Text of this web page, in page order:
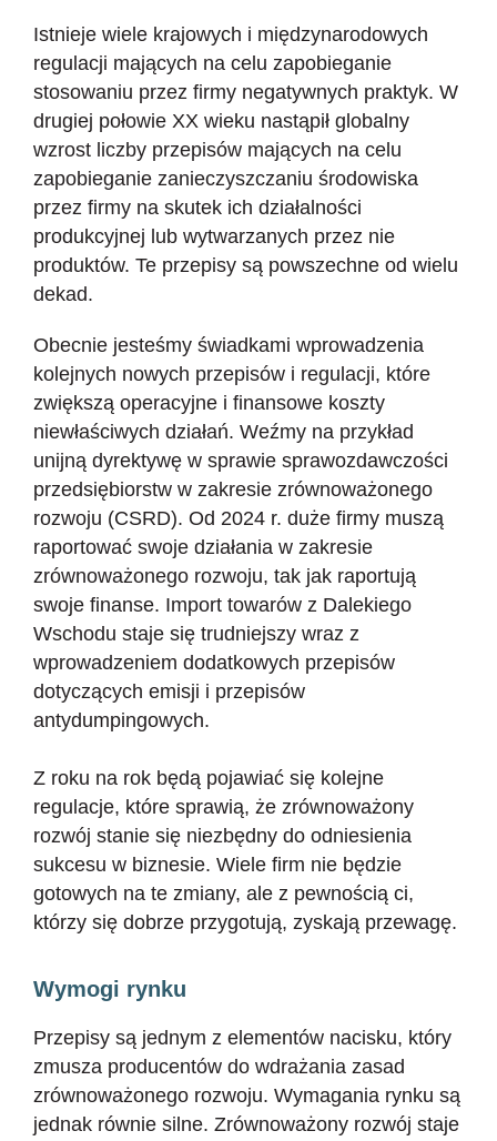
Istnieje wiele krajowych i międzynarodowych
regulacji mających na celu zapobieganie
stosowaniu przez firmy negatywnych praktyk. W
drugiej połowie XX wieku nastąpił globalny
wzrost liczby przepisów mających na celu
zapobieganie zanieczyszczaniu środowiska
przez firmy na skutek ich działalności
produkcyjnej lub wytwarzanych przez nie
produktów. Te przepisy są powszechne od wielu
dekad.
Obecnie jesteśmy świadkami wprowadzenia
kolejnych nowych przepisów i regulacji, które
zwiększą operacyjne i finansowe koszty
niewłaściwych działań. Weźmy na przykład
unijną dyrektywę w sprawie sprawozdawczości
przedsiębiorstw w zakresie zrównoważonego
rozwoju (CSRD). Od 2024 r. duże firmy muszą
raportować swoje działania w zakresie
zrównoważonego rozwoju, tak jak raportują
swoje finanse. Import towarów z Dalekiego
Wschodu staje się trudniejszy wraz z
wprowadzeniem dodatkowych przepisów
dotyczących emisji i przepisów
antydumpingowych.
Z roku na rok będą pojawiać się kolejne
regulacje, które sprawią, że zrównoważony
rozwój stanie się niezbędny do odniesienia
sukcesu w biznesie. Wiele firm nie będzie
gotowych na te zmiany, ale z pewnością ci,
którzy się dobrze przygotują, zyskają przewagę.
Wymogi rynku
Przepisy są jednym z elementów nacisku, który
zmusza producentów do wdrażania zasad
zrównoważonego rozwoju. Wymagania rynku są
jednak równie silne. Zrównoważony rozwój staje